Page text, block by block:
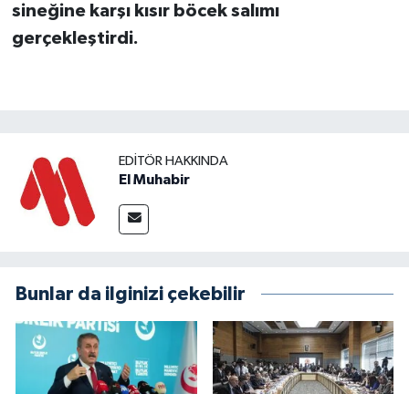
sineğine karşı kısır böcek salımı
gerçekleştirdi.
EDITÖR HAKKINDA
El Muhabir
Bunlar da ilginizi çekebilir